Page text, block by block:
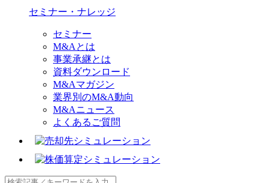
セミナー・ナレッジ
セミナー
M&Aとは
事業承継とは
資料ダウンロード
M&Aマガジン
業界別のM&A動向
M&Aニュース
よくあるご質問